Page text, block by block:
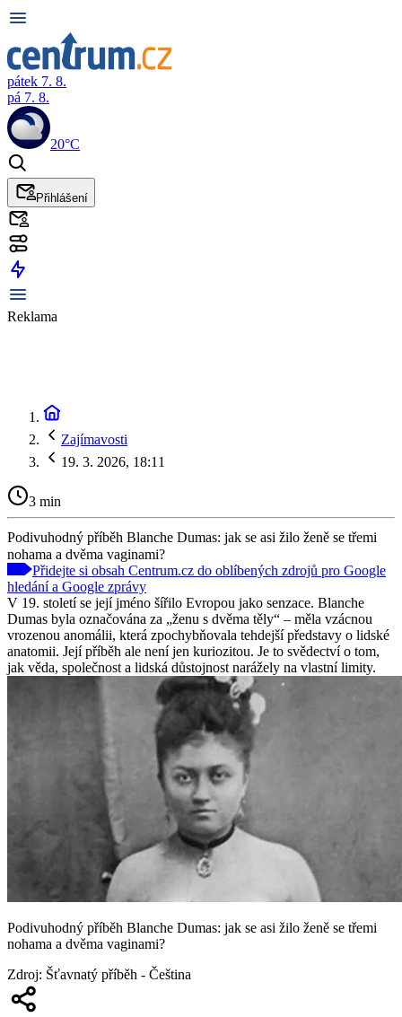
pátek 7. 8.
pá 7. 8.
20°C
Přihlášení
Reklama
Zajímavosti
19. 3. 2026, 18:11
3 min
Podivuhodný příběh Blanche Dumas: jak se asi žilo ženě se třemi
nohama a dvěma vaginami?
Přidejte si obsah Centrum.cz do oblíbených zdrojů pro Google
hledání a Google zprávy
V 19. století se její jméno šířilo Evropou jako senzace. Blanche
Dumas byla označována za „ženu s dvěma těly“ – měla vzácnou
vrozenou anomálii, která zpochybňovala tehdejší představy o lidské
anatomii. Její příběh ale není jen kuriozitou. Je to svědectví o tom,
jak věda, společnost a lidská důstojnost narážely na vlastní limity.
Podivuhodný příběh Blanche Dumas: jak se asi žilo ženě se třemi
nohama a dvěma vaginami?
Zdroj: Šťavnatý příběh - Čeština